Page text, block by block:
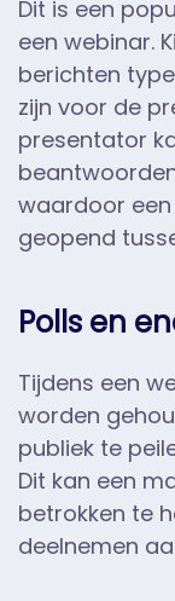
Dit is een
een webinar.
berichten
zijn voor de
presentator
waardoor
geopend
Polls en
Tijdens een
worden
publiek te
Dit kan een
betrokken te
deelnemen